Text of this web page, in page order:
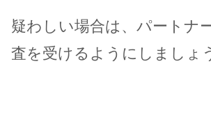
疑わしい場合は、パートナ
査を受けるようにしましょ